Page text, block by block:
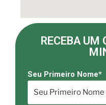
RECEBA UM
Seu Primeiro Nome*